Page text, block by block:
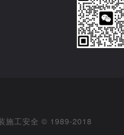
施工安全 © 1989-2018